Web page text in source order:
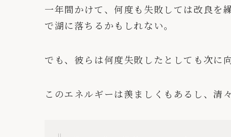
一年間かけて、何度も失敗しては改良を
で湖に落ちるかもしれない。
でも、彼らは何度失敗したとしても次に
このエネルギーは羨ましくもあるし、清